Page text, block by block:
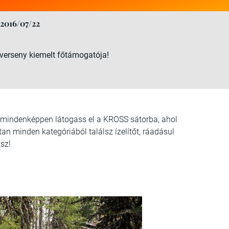
2016/07/22
kiemelt főtámogatója!
látogass el a KROSS sátorba, ahol
minden kategóriából találsz ízelítőt, ráadásul